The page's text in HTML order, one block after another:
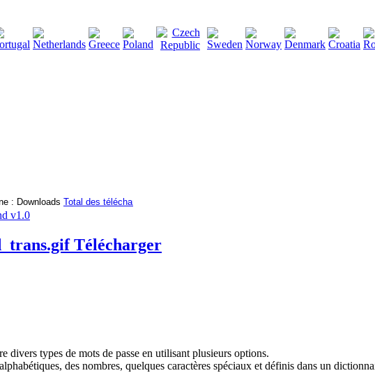
Total des téléchargements
v1.0
Télécharger
divers types de mots de passe en utilisant plusieurs options.
des nombres, quelques caractères spéciaux et définis dans un